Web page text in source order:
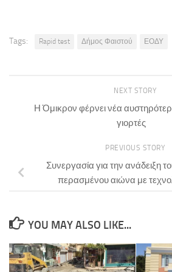
Tags: Rapid test Δήμος Φαιστού ΕΟΔΥ
NEXT STORY
Η Όμικρον φέρνει νέα
γιορτές
PREVIOUS STORY
Συνεργασία για την ανάδειξη
περασμένου αιώνα με
YOU MAY ALSO LIKE...